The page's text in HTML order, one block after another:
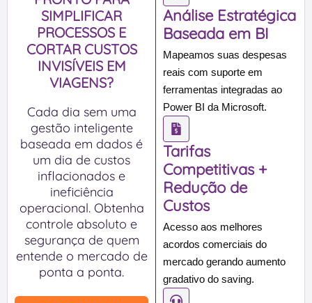
SIMPLIFICAR
PROCESSOS E
CORTAR CUSTOS
INVISÍVEIS EM
VIAGENS?
Cada dia sem uma
gestão inteligente
baseada em dados é
um dia de custos
inflacionados e
ineficiência
operacional. Obtenha
controle absoluto e
segurança de quem
entende o mercado de
ponta a ponta.
Análise Estratégica
Baseada em BI
Mapeamos suas despesas
reais com suporte em
ferramentas integradas ao
Power BI da Microsoft.
Tarifas
Competitivas +
Redução de
Custos
Acesso aos melhores
acordos comerciais do
mercado gerando aumento
gradativo do saving.